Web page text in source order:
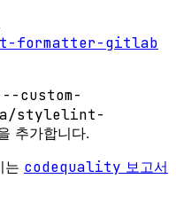
formatter-gitlab
--custom-
stylelint-
추가합니다.
는 codequality 보고서